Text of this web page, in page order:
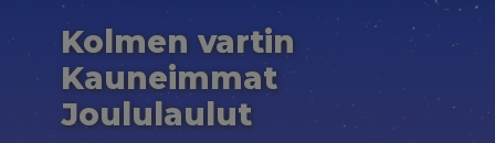
Kolmen vartin
Kauneimmat
Joululaulut